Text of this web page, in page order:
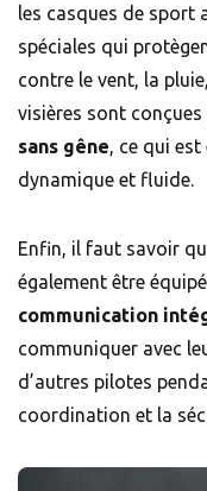
les casques de sport
spéciales qui
contre le vent, la
visières sont
sans gêne, ce qui
dynamique et fluide.
Enfin, il faut savoir
également être
communication
communiquer avec
d’autres pilotes
coordination et la